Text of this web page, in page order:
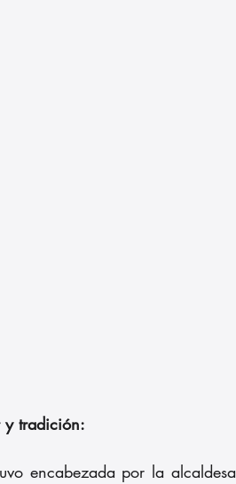
y tradición:
encabezada por la alcaldesa